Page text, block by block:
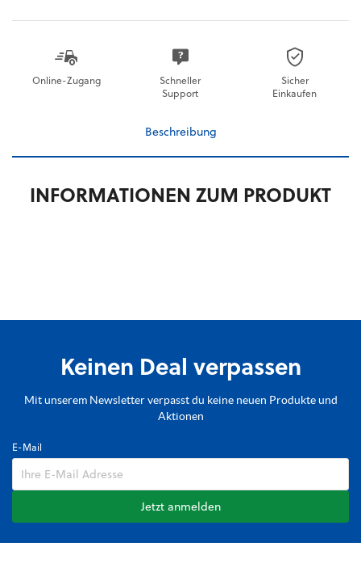
Online-Zugang
Schneller
Support
Sicher
Einkaufen
Beschreibung
INFORMATIONEN ZUM PRODUKT
Keinen Deal verpassen
Mit unserem Newsletter verpasst du keine neuen Produkte und
Aktionen
E-Mail
Jetzt anmelden